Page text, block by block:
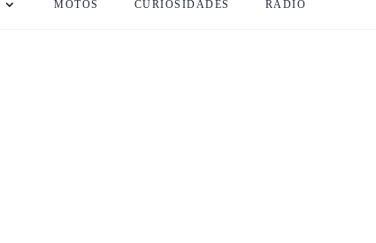
MOTOS CURIOSIDADES RADIO